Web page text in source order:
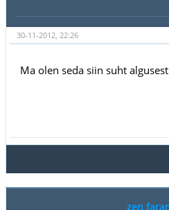
30-11-2012, 22:26
Ma olen seda siin suht
zen